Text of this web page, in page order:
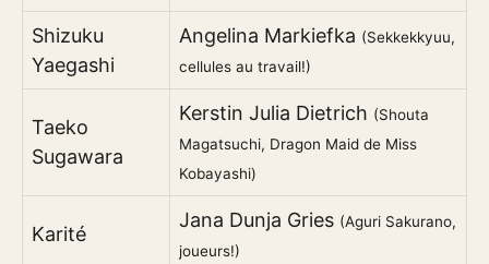
Shizuku
Yaegashi
Angelina Markiefka (Sekkekkyuu,
cellules au travail!)
Taeko
Sugawara
Kerstin Julia Dietrich (Shouta
Magatsuchi, Dragon Maid de Miss
Kobayashi)
Karité
Jana Dunja Gries (Aguri Sakurano,
joueurs!)